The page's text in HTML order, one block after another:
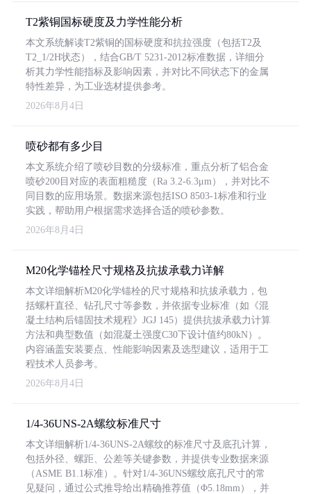
T2紫铜国标硬度及力学性能分析
本文系统解读T2紫铜的国标硬度和抗拉强度（包括T2及
T2_1/2H状态），结合GB/T 5231-2012标准数据，详细分
析其力学性能指标及影响因素，并对比不同状态下的金属
特性差异，为工业选材提供参考。
2026年8月4日
喷砂都有多少目
本文系统介绍了喷砂目数的分级标准，重点分析了铝合金
喷砂200目对应的表面粗糙度（Ra 3.2-6.3μm），并对比不
同目数的应用场景。数据来源包括ISO 8503-1标准和行业
实践，帮助用户根据需求选择合适的喷砂参数。
2026年8月4日
M20化学锚栓尺寸规格及抗拔承载力详解
本文详细解析M20化学锚栓的尺寸规格和抗拔承载力，包
括螺杆直径、钻孔尺寸等参数，并依据专业标准（如《混
凝土结构后锚固技术规程》JGJ 145）提供抗拔承载力计算
方法和典型数值（如混凝土强度C30下设计值约80kN）。
内容涵盖安装要点、性能影响因素及选型建议，适用于工
程技术人员参考。
2026年8月4日
1/4-36UNS-2A螺纹标准尺寸
本文详细解析1/4-36UNS-2A螺纹的标准尺寸及底孔计算，
包括外径、螺距、公差等关键参数，并提供专业数据来源
（ASME B1.1标准）。针对1/4-36UNS螺纹底孔尺寸的常
见疑问，通过公式推导给出精确推荐值（Φ5.18mm），并